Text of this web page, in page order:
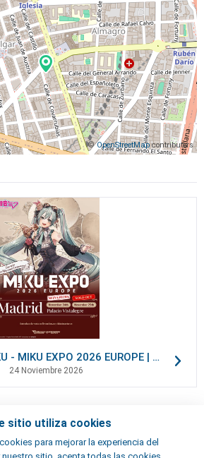
©OpenStreetMapcontributors
HATSUNE MIKU - MIKU EXPO 2026 EUROPE | VIP Packages
24 Noviembre 2026
sitio utiliza cookies
para mejorar la experiencia del